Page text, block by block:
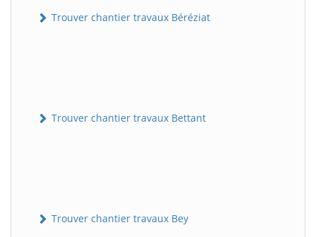
Trouver chantier travaux Béréziat
Trouver chantier travaux Bettant
Trouver chantier travaux Bey